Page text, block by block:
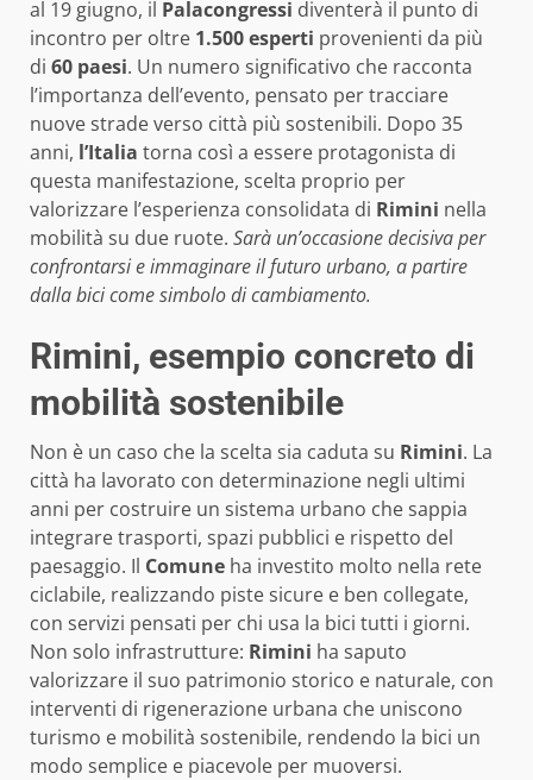
al 19 giugno, il Palacongressi diventerà il punto di
incontro per oltre 1.500 esperti provenienti da più
di 60 paesi. Un numero significativo che racconta
l’importanza dell’evento, pensato per tracciare
nuove strade verso città più sostenibili. Dopo 35
anni, l’Italia torna così a essere protagonista di
questa manifestazione, scelta proprio per
valorizzare l’esperienza consolidata di Rimini nella
mobilità su due ruote. Sarà un’occasione decisiva per
confrontarsi e immaginare il futuro urbano, a partire
dalla bici come simbolo di cambiamento.
Rimini, esempio concreto di
mobilità sostenibile
Non è un caso che la scelta sia caduta su Rimini. La
città ha lavorato con determinazione negli ultimi
anni per costruire un sistema urbano che sappia
integrare trasporti, spazi pubblici e rispetto del
paesaggio. Il Comune ha investito molto nella rete
ciclabile, realizzando piste sicure e ben collegate,
con servizi pensati per chi usa la bici tutti i giorni.
Non solo infrastrutture: Rimini ha saputo
valorizzare il suo patrimonio storico e naturale, con
interventi di rigenerazione urbana che uniscono
turismo e mobilità sostenibile, rendendo la bici un
modo semplice e piacevole per muoversi.